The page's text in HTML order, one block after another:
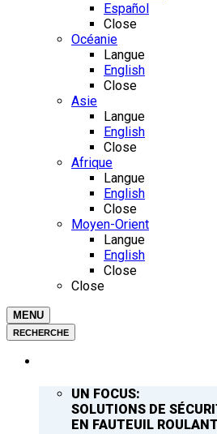
Español
Close
Océanie
Langue
English
Close
Asie
Langue
English
Close
Afrique
Langue
English
Close
Moyen-Orient
Langue
English
Close
Close
MENU
RECHERCHE
UN FOCUS:
SOLUTIONS DE
EN FAUTEUIL